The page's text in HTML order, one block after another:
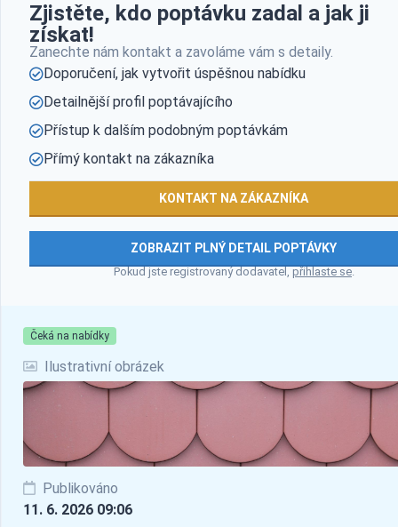
Čeká na nabídky
Ilustrativní obrázek
Publikováno
11. 6. 2026 09:06
Zjistěte, kdo poptávku zadal a jak ji
získat!
Zanechte nám kontakt a zavoláme vám s detaily.
Doporučení, jak vytvořit úspěšnou nabídku
Detailnější profil poptávajícího
Přístup k dalším podobným poptávkám
Přímý kontakt na zákazníka
KONTAKT NA ZÁKAZNÍKA
ZOBRAZIT PLNÝ DETAIL POPTÁVKY
Pokud jste registrovaný dodavatel, přihlaste se.